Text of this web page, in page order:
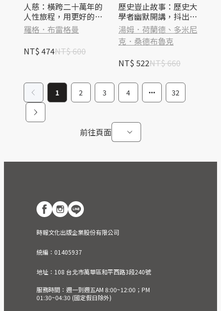
人慈：橫跨二十萬年的
人性旅程，用更好的視
角看待自己【時報五
十‧金句透卡組限量
版】
羅格．布雷格曼
NT$ 474NT$ 600
歷史豈止故事：歷史大
學者幽默開講，抖出讓
人驚嘆的歷史瞬間
湯姆．荷蘭德、多米尼
克．桑德布魯克
NT$ 522NT$ 660
1 2 3 4 32
前往頁面
時報文化出版企業股份有限公司
統編：01405937
地址：108 台北市萬華區和平西路3段240號
服務時間：週一到週五AM 8:00~12:00；PM
01:30~04:30 (國定假日除外)